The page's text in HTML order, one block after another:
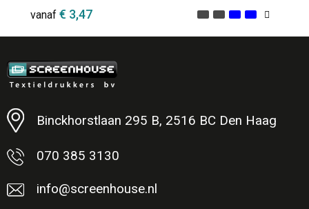
vanaf € 3,47
Minimale afname: 50
Binckhorstlaan 295 B, 2516 BC Den Haag
070 385 3130
info@screenhouse.nl